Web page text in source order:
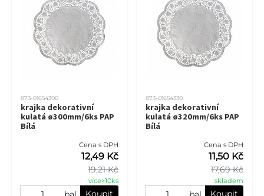
873-01654300
krajka dekorativní
kulatá ø300mm/6ks PAP
Bílá
Cena s DPH
19,21 Kč
12,49 Kč
více>10ks
Koupit
873-01654330
krajka dekorativní
kulatá ø320mm/6ks PAP
Bílá
Cena s DPH
17,69 Kč
11,50 Kč
skladem
Koupit